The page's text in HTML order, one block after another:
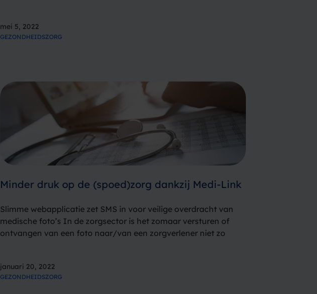
mei 5, 2022
GEZONDHEIDSZORG
Minder druk op de (spoed)zorg dankzij Medi-Link
Slimme webapplicatie zet SMS in voor veilige overdracht van
medische foto’s In de zorgsector is het zomaar versturen of
ontvangen van een foto naar/van een zorgverlener niet zo
januari 20, 2022
GEZONDHEIDSZORG